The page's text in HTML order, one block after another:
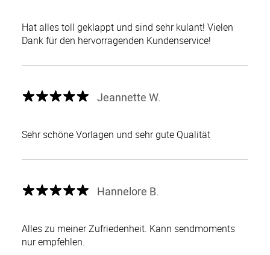
Hat alles toll geklappt und sind sehr kulant! Vielen
Dank für den hervorragenden Kundenservice!
Jeannette W.
Sehr schöne Vorlagen und sehr gute Qualität
Hannelore B.
Alles zu meiner Zufriedenheit. Kann sendmoments
nur empfehlen.